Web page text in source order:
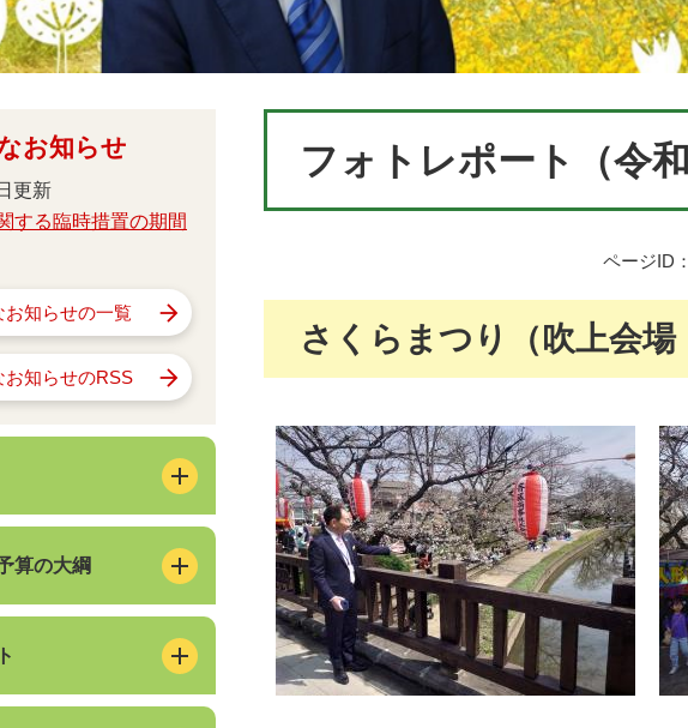
フォトレポート（令和
ページID
さくらまつり（吹上会場
お知らせ
更新
する臨時措置の期間
お知らせの一覧
お知らせのRSS
算の大綱